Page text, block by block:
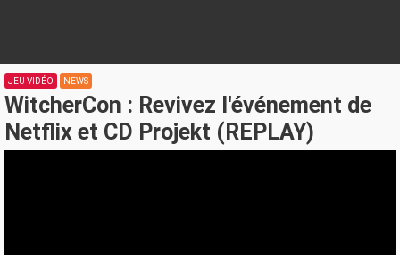
JEU VIDÉO NEWS
WitcherCon : Revivez l'événement de
Netflix et CD Projekt (REPLAY)